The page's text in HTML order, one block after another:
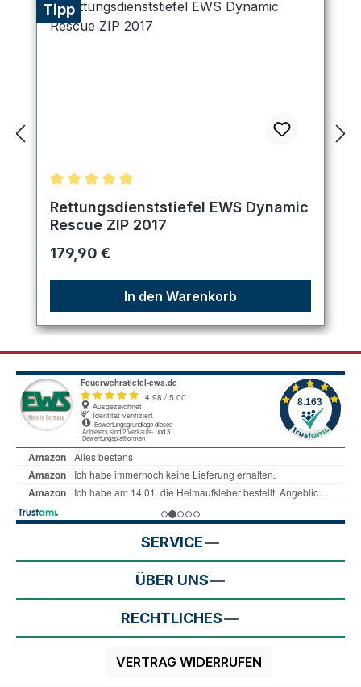
Tipp
Durchschnittliche Bewertung von 4.89 von 5
Rettungsdienststiefel EWS Dynamic
Rescue ZIP 2017
Regulärer Preis:
179,90 €
In den Warenkorb
SERVICE
ÜBER UNS
RECHTLICHES
VERTRAG WIDERRUFEN